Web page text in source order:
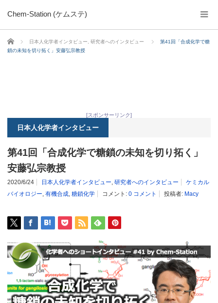
Chem-Station (ケムステ)
ホーム 日本人化学者インタビュー 研究者へのインタビュー
第41回「合成化学で糖
鎖の未知を切り拓く」安藤弘宗教授
[スポンサーリンク]
日本人化学者インタビュー
第41回「合成化学で糖鎖の未知を切り拓く」
安藤弘宗教授
2020/6/24 日本人化学者インタビュー, 研究者へのインタビュー
ケミカル
バイオロジー, 有機合成, 糖鎖化学 コメント: 0 コメント 投稿者: Macy